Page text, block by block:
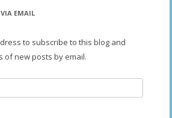
VIA EMAIL
to subscribe to this blog and
of new posts by email.